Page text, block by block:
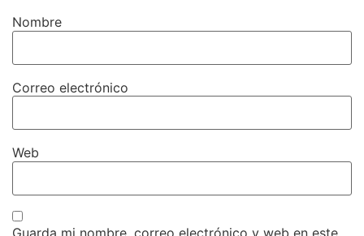
Nombre
Correo electrónico
Web
Guarda mi nombre, correo electrónico y web en este